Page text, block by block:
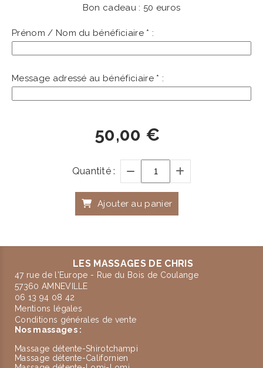
Bon cadeau : 50 euros
Prénom / Nom du bénéficiaire * :
Message adressé au bénéficiaire * :
50,00 €
Quantité :
Ajouter au panier
LES MASSAGES DE CHRIS
47 rue de l'Europe - Rue du Bois de Coulange
57360 AMNEVILLE
06 13 94 08 42
Mentions légales
Conditions générales de vente
Nos massages :
Massage détente-Shirotchampi
Massage détente-Californien